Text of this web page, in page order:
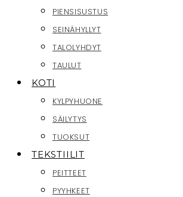
PIENSISUSTUS
SEINÄHYLLYT
TALOLYHDYT
TAULUT
KOTI
KYLPYHUONE
SÄILYTYS
TUOKSUT
TEKSTIILIT
PEITTEET
PYYHKEET